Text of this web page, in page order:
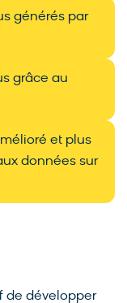
générés par
grâce au
et plus
données sur
de développer